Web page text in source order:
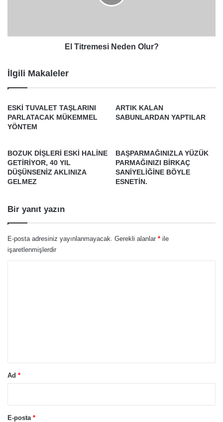
El Titremesi Neden Olur?
İlgili Makaleler
ESKİ TUVALET TAŞLARINI
PARLATACAK MÜKEMMEL
YÖNTEM
ARTIK KALAN
SABUNLARDAN YAPTILAR
BOZUK DİŞLERİ ESKİ HALİNE
GETİRİYOR, 40 YIL
DÜŞÜNSENİZ AKLINIZA
GELMEZ
BAŞPARMAĞINIZLA YÜZÜK
PARMAĞINIZI BİRKAÇ
SANİYELİĞİNE BÖYLE
ESNETİN.
Bir yanıt yazın
E-posta adresiniz yayınlanmayacak. Gerekli alanlar * ile
işaretlenmişlerdir
Ad *
E-posta *